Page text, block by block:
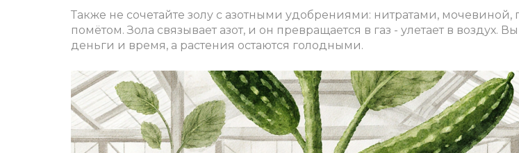
Также не сочетайте золу с азотными удобрениями: нитратами, мочевиной,
помётом. Зола связывает азот, и он превращается в газ - улетает в воздух. Вы
деньги и время, а растения остаются голодными.